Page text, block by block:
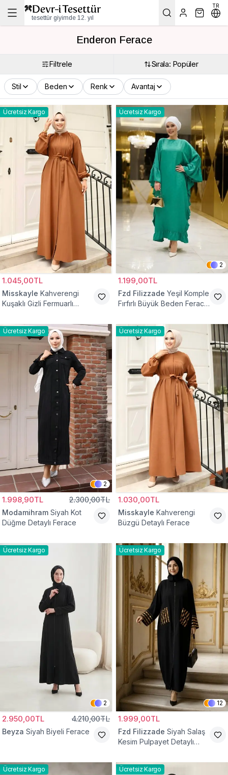
tesettür giyimde 12. yıl
TR
Enderon Ferace
Filtrele Sırala: Popüler
Stil Beden Renk Avantaj
Ücretsiz Kargo
1.045,00TL
Misskayle Kahverengi
Kuşaklı Gizli Fermuarlı
Ücretsiz Kargo
2
1.199,00TL
Fzd Filizzade Yeşil Komple
Fırfırlı Büyük Beden Ferace
Ücretsiz Kargo
2
1.998,90TL 2.300,00TL
Modamihram Siyah Kot
Düğme Detaylı Ferace
Ücretsiz Kargo
1.030,00TL
Misskayle Kahverengi
Büzgü Detaylı Ferace
Ücretsiz Kargo
2
2.950,00TL 4.210,00TL
Beyza Siyah Biyeli Ferace
Ücretsiz Kargo
12
1.999,00TL
Fzd Filizzade Siyah Salaş
Kesim Pulpayet Detaylı
Ücretsiz Kargo Ücretsiz Kargo